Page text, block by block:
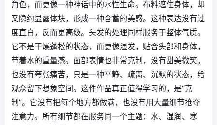
角色，而更像一种神话中的水性生命。布料遮住身体，却
又隐约显露体块，形成一种含蓄的美感。这种表达没有过
度直白，反而更高级。头发的处理同样服务于整体气质。
它不是干燥蓬松的状态，而更像湿发，贴合头部和身体，
带着水的重量感。面部表情也非常克制，没有甜美微笑，
也没有夸张痛苦，只是一种平静、疏离、沉默的状态，给
观众留下想象空间。这件作品真正值得学习的，是“克
制”。它没有把每个地方都做满，也没有用大量细节抢夺
注意力。所有细节都在服务同一个主题：水、湿润、寒